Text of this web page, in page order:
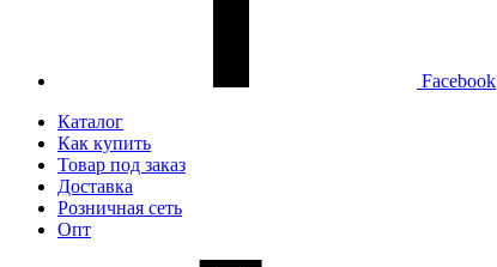
Facebook
Каталог
Как купить
Товар под заказ
Доставка
Розничная сеть
Опт